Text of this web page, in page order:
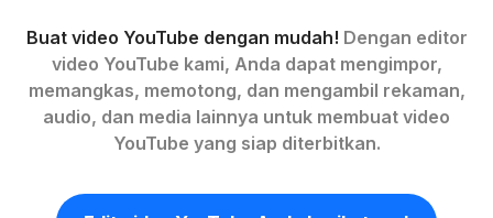
Buat video YouTube dengan mudah! Dengan editor
video YouTube kami, Anda dapat mengimpor,
memangkas, memotong, dan mengambil rekaman,
audio, dan media lainnya untuk membuat video
YouTube yang siap diterbitkan.